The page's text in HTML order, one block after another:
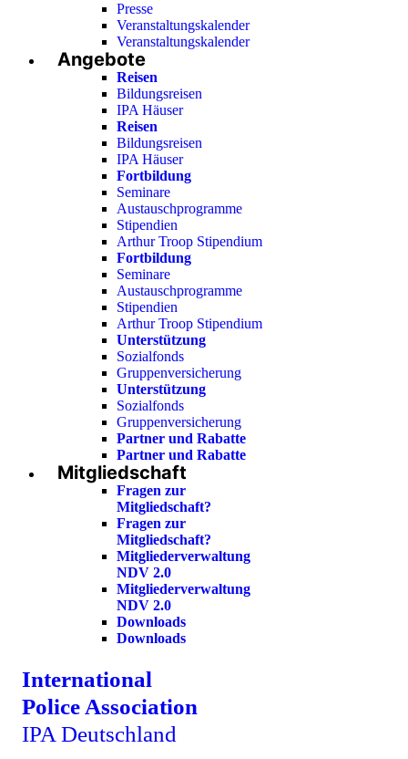
Presse
Veranstaltungskalender
Veranstaltungskalender
Angebote
Reisen
Bildungsreisen
IPA Häuser
Reisen
Bildungsreisen
IPA Häuser
Fortbildung
Seminare
Austauschprogramme
Stipendien
Arthur Troop Stipendium
Fortbildung
Seminare
Austauschprogramme
Stipendien
Arthur Troop Stipendium
Unterstützung
Sozialfonds
Gruppenversicherung
Unterstützung
Sozialfonds
Gruppenversicherung
Partner und Rabatte
Partner und Rabatte
Mitgliedschaft
Fragen zur
Mitgliedschaft?
Fragen zur
Mitgliedschaft?
Mitgliederverwaltung
NDV 2.0
Mitgliederverwaltung
NDV 2.0
Downloads
Downloads
International
Police Association
IPA Deutschland